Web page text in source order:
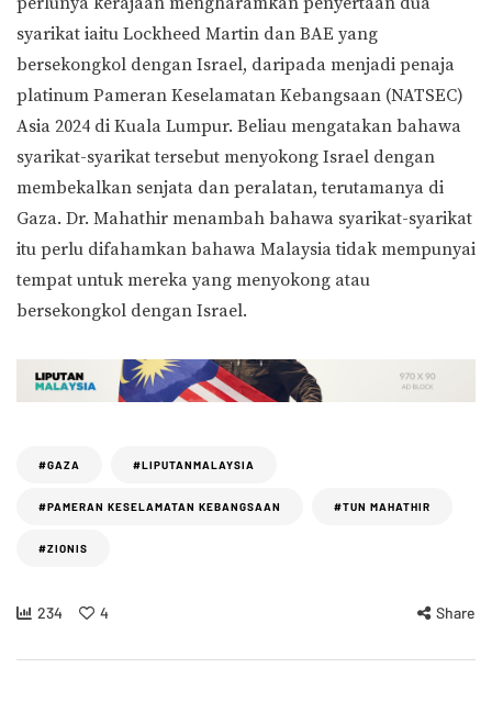
syarikat iaitu Lockheed Martin dan BAE yang
bersekongkol dengan Israel, daripada menjadi penaja
platinum Pameran Keselamatan Kebangsaan (NATSEC)
Asia 2024 di Kuala Lumpur. Beliau mengatakan bahawa
syarikat-syarikat tersebut menyokong Israel dengan
membekalkan senjata dan peralatan, terutamanya di
Gaza. Dr. Mahathir menambah bahawa syarikat-syarikat
itu perlu difahamkan bahawa Malaysia tidak mempunyai
tempat untuk mereka yang menyokong atau
bersekongkol dengan Israel.
#GAZA #LIPUTANMALAYSIA
#PAMERAN KESELAMATAN KEBANGSAAN #TUN MAHATHIR
#ZIONIS
234 4 Share